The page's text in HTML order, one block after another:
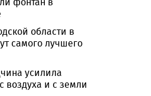
области в
самого лучшего
усилила
воздуха и с земли